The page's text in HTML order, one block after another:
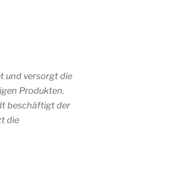
und versorgt die
Produkten.
beschäftigt der
die